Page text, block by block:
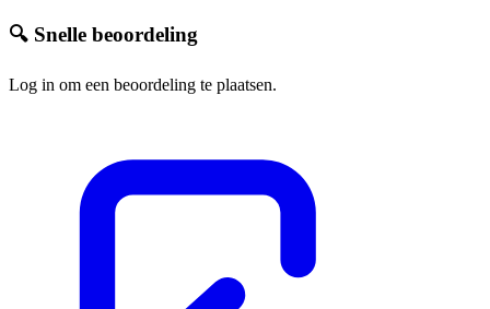
🔍 Snelle beoordeling
Log in om een beoordeling te plaatsen.